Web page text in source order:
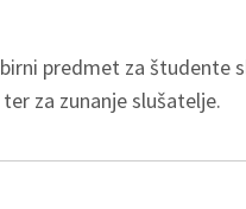
predmet za študente
za zunanje slušatelje.